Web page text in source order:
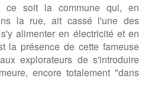
ce soit la commune qui, en
la rue, ait cassé l'une des
alimenter en électricité et en
la présence de cette fameuse
explorateurs de s'introduire
encore totalement "dans